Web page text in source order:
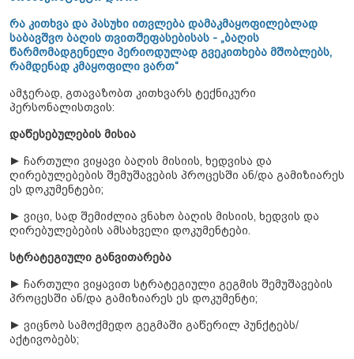
რა კითხვა და პასუხი ითვლება დამაკმაყოფილებლად
საბავშვო ბაღის თვითშეფასებისას - „ბაღის
წარმომადგენელი პერიოდულად გვეკითხება მშობლებს,
რამდენად კმაყოფილი ვართ“
ამჯერად, გთავაზობთ კითხვარს ტექნიკური
პერსონალისთვის:
დაწესებულების მისია
► ჩართული ვიყავი ბაღის მისიის, ხედვისა და
ღირებულებების შემუშავების პროცესში ან/და გამიზიარეს
ეს დოკუმენტები;
► ვიცი, სად შემიძლია ვნახო ბაღის მისიის, ხედვის და
ღირებულებების ამსახველი დოკუმენტები.
სტრატეგიული განვითარება
► ჩართული ვიყავით სტრატეგიული გეგმის შემუშავების
პროცესში ან/და გამიზიარეს ეს დოკუმენტი;
► ვიცნობ სამოქმედო გეგმაში გაწერილ პუნქტებს/
აქტივობებს;